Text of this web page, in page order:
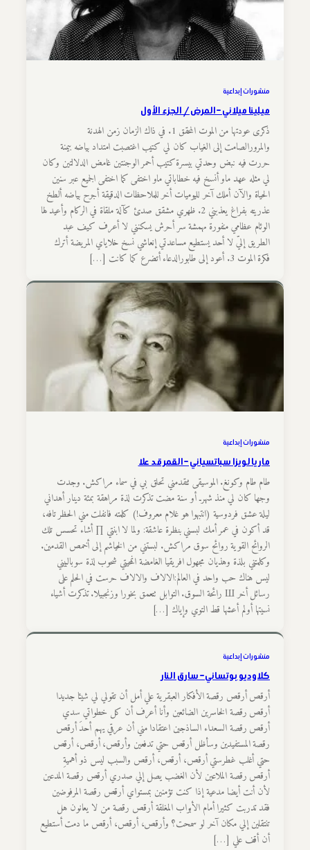
منشورات إبداعية
ميلينا ميلاني – المرض / الجزء الأول
ذكرى عودتها من الموت المحقق 1. في ذاك الزمان زمن الهدنة
والمرورالصامت إلى الغياب كان لي كتيب اغتصبت امتداد بياضه بيمنة
حررت فيه نبض وحدتي بيسرة كتيب أحمر الوجنتين غامض الدلالتين وكان
لي مثله عهد ماو أنسخ فيه خطاباتي ماو اختفى كما اختفى الجميع عبر سنين
الحياة والآن أملك آخر لليوميات أخر للملاحظات الدقيقة أجرح بياضه ألطخ
عذريته بفراغ يعذبني 2. ظهري مشقق صدئ كآلة ملقاة في الركام وأعيد لها
الوئام عظامي منفورة مهمشة سر أحرش يسكنني لا أعرف كيف عبد
الطريق إليّ لا أحد يستطيع مساعدتي إنعاشي نسخ خلاياي المريضة أترك
فكرة الموت 3. أعود إلى طابورالدعاء أتضرع كما كانت […]
منشورات إبداعية
ماريا لويزا سباتسياني – القمر قد علا
طام طام وكونغ. الموسيقى تتقدمني تحلق بي في سماء مراكش. وجدت
وجها كان لي منذ شهرـ أو سنة مضت تذكرت لذة مراهقة بمئة دينار أهداني
ليلة عشق فردوسية (انتبهوا هو غلام معروف!) كلمته فانفلت مني الحظر تافه،
قد أكون في عمر أمك لبسني بنظرة عاشقة: ولما لا ابنتي ∏ أشاء تحسس تلك
الروائح القوية روائح سوق مراكش. لبستني من الخياشم إلى أخمص القدمين.
وكلمتني بلذة وهذيان مجهول افريقيا الغامضة انمحيتي شحوب لذة سوبالبيني
ليس هناك حب واحد في العالم:الالاف والالاف حرست في الحلم على
رسائل أخر Ш رائحة السوق. التوابل تتعمق بخورا وزنجبيلا. تذكرت أشياء
نسيتها أولم أعشها قط التوي وإياك […]
منشورات إبداعية
كلاوديو بوتساني – سارق النار
أرقص أرقص رقصة الأفكار العبقرية علي أمل أن تقولي لي شيئا جديدا
أرقص رقصة الخاسرين الضائعين وأنا أعرف أن كل خطواتي سدي
أرقص رقصة السعداء الساذجين اعتقادا مني أن عرقي يهم أحدَ أرقص
رقصة المستفيدين وسأظل أرقص حتي تدفعين وأرقص، أرقص، أرقص
حتي أغلب غطرستي أرقص، أرقص، أرقص والسبب ليس ذو أهميةِ
أرقص رقصة الملاعين لأن الغضب يصل إلي صدري أرقص رقصة المدعين
لأن أنت أيضا مدعية إذا كنت تؤمنين بمستواي أرقص رقصة المرفوضين
فقد تدربت كثيرا أمام الأبواب المغلقة أرقص رقصة من لا يعانون هل
تنتقلين إلي مكان آخر لو سمحت؟ وأرقص، أرقص، أرقص ما دمت أستطيع
أن أقف علي […]